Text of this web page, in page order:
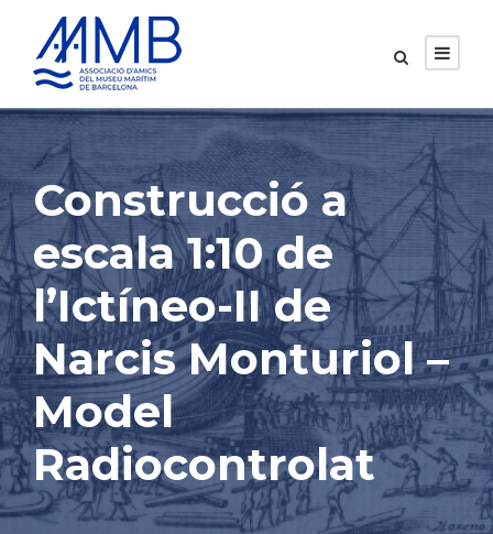
Construcció a
escala 1:10 de
l’Ictíneo-II de
Narcis Monturiol –
Model
Radiocontrolat